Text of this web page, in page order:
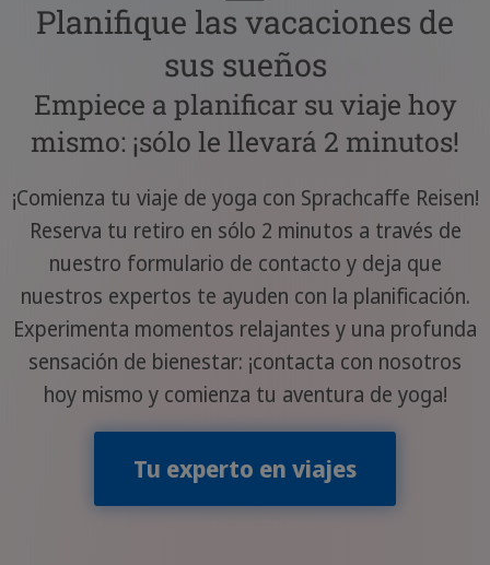
Planifique las vacaciones de
sus sueños
Empiece a planificar su viaje hoy
mismo: ¡sólo le llevará 2 minutos!
¡Comienza tu viaje de yoga con Sprachcaffe Reisen!
Reserva tu retiro en sólo 2 minutos a través de
nuestro formulario de contacto y deja que
nuestros expertos te ayuden con la planificación.
Experimenta momentos relajantes y una profunda
sensación de bienestar: ¡contacta con nosotros
hoy mismo y comienza tu aventura de yoga!
Tu experto en viajes